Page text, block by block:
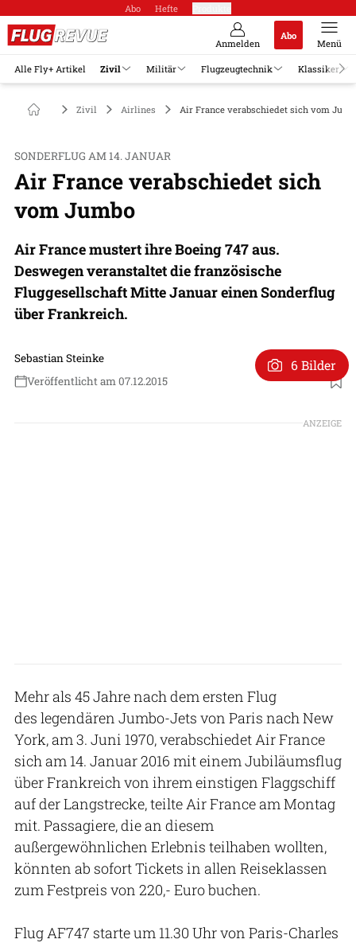
Abo Hefte
Anmelden
Abo
Menü
Alle Fly+ Artikel Zivil Militär Flugzeugtechnik Klassiker
Zivil Airlines Air France verabschiedet sich vom
SONDERFLUG AM 14. JANUAR
Air France verabschiedet sich
vom Jumbo
Air France mustert ihre Boeing 747 aus.
Deswegen veranstaltet die französische
Fluggesellschaft Mitte Januar einen Sonderflug
über Frankreich.
Sebastian Steinke
Veröffentlicht am 07.12.2015
6 Bilder
ANZEIGE
Mehr als 45 Jahre nach dem ersten Flug
des legendären Jumbo-Jets von Paris nach New
York, am 3. Juni 1970, verabschiedet Air France
sich am 14. Januar 2016 mit einem Jubiläumsflug
über Frankreich von ihrem einstigen Flaggschiff
auf der Langstrecke, teilte Air France am Montag
mit. Passagiere, die an diesem
außergewöhnlichen Erlebnis teilhaben wollten,
könnten ab sofort Tickets in allen Reiseklassen
zum Festpreis von 220,- Euro buchen.
Flug AF747 starte um 11.30 Uhr von Paris-Charles